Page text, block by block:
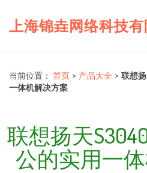
上海锦垚网络科技有
当前位置： 首页 > 产品大全 > 联想
一体机解决方案
联想扬天
公的实用一